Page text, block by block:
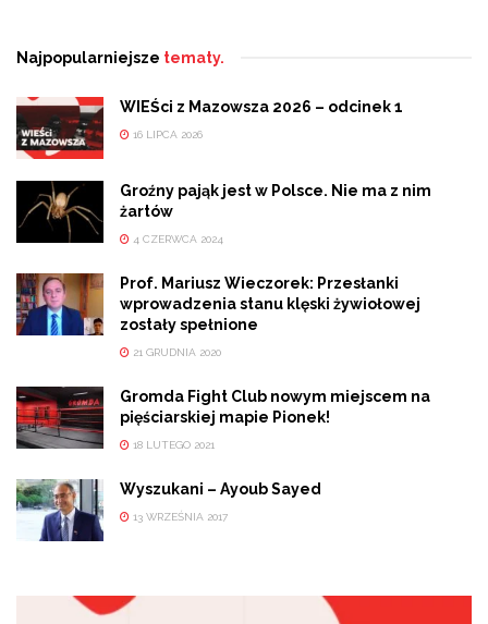
Najpopularniejsze tematy.
WIEŚci z Mazowsza 2026 – odcinek 1
16 LIPCA 2026
Groźny pająk jest w Polsce. Nie ma z nim
żartów
4 CZERWCA 2024
Prof. Mariusz Wieczorek: Przesłanki
wprowadzenia stanu klęski żywiołowej
zostały spełnione
21 GRUDNIA 2020
Gromda Fight Club nowym miejscem na
pięściarskiej mapie Pionek!
18 LUTEGO 2021
Wyszukani – Ayoub Sayed
13 WRZEŚNIA 2017